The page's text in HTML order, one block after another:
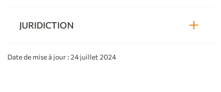
JURIDICTION
Date de mise à jour : 24 juillet 2024